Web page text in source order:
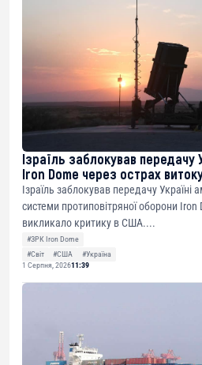
Ізраїль заблокував передачу
Iron Dome через острах
Ізраїль заблокував передачу Україні
системи протиповітряної оборони
викликало критику в США....
#ЗРК Iron Dome
#Світ
#США
#Україна
1 Серпня, 202611:39